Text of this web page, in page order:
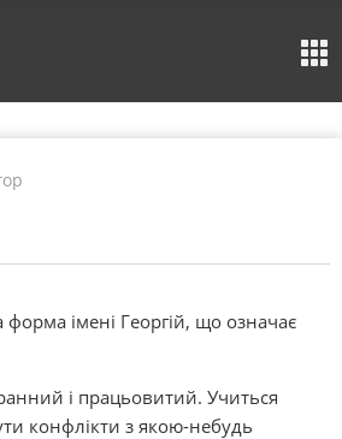
імені Георгій, що означає
і працьовитий. Учиться
конфлікти з якою-небудь